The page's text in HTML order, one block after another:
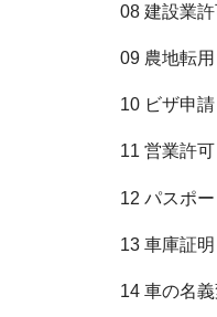
08 建設業
09 農地転用
10 ビザ申請
11 営業許可
12 パスポ
13 車庫証明
14 車の名